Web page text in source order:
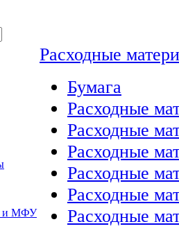
и МФУ
Расходные
Бумага
Расходные
Расходные
Расходные
Расходные
Расходные
Расходные